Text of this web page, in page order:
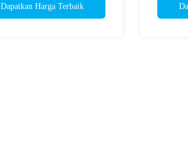
Dapatkan Harga Terbaik